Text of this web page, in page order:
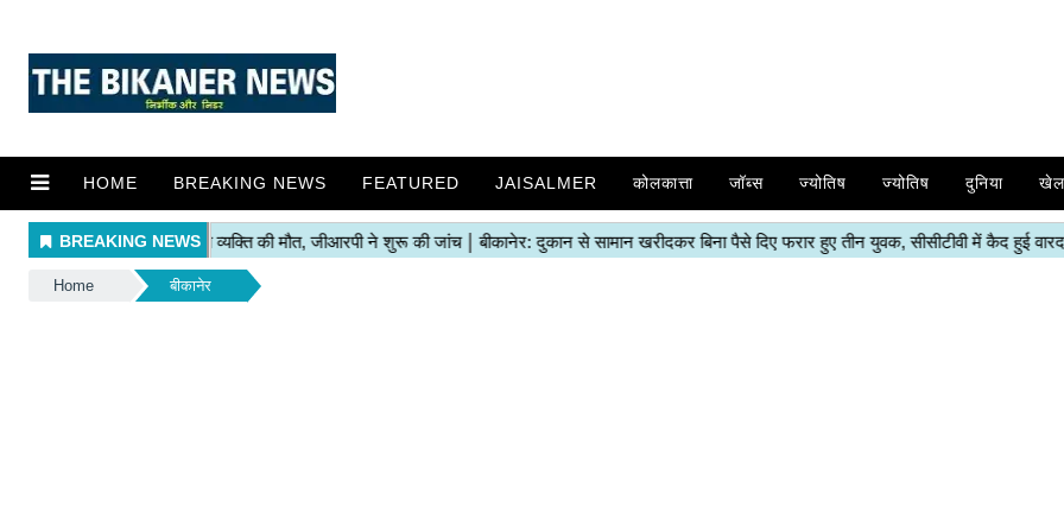
HOME BREAKING NEWS FEATURED JAISALMER कोलकात्ता जॉब्स ज्योतिष ज्योतिष दुनिया खेल
Home बीकानेर